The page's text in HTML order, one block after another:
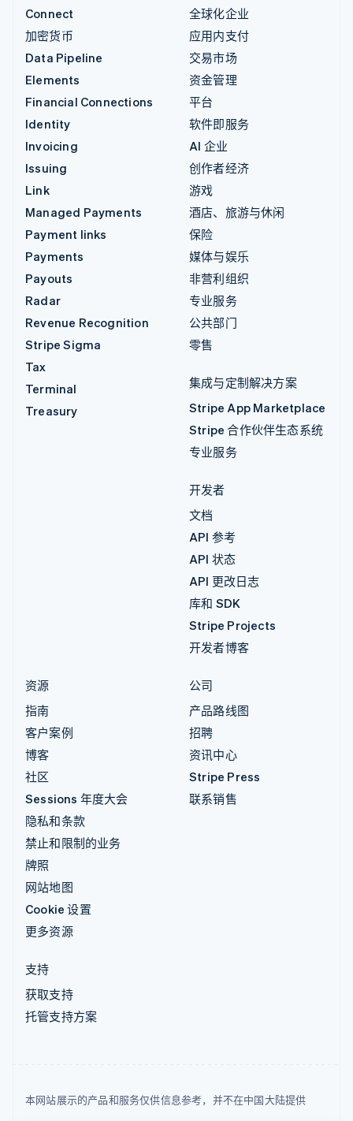
Connect
加密货币
Data Pipeline
Elements
Financial Connections
Identity
Invoicing
Issuing
Link
Managed Payments
Payment links
Payments
Payouts
Radar
Revenue Recognition
Stripe Sigma
Tax
Terminal
Treasury
全球化企业
应用内支付
交易市场
资金管理
平台
软件即服务
AI 企业
创作者经济
游戏
酒店、旅游与休闲
保险
媒体与娱乐
非营利组织
专业服务
公共部门
零售
集成与定制解决方案
Stripe App Marketplace
Stripe 合作伙伴生态系统
专业服务
开发者
文档
API 参考
API 状态
API 更改日志
库和 SDK
Stripe Projects
开发者博客
资源
指南
客户案例
博客
社区
Sessions 年度大会
隐私和条款
禁止和限制的业务
牌照
网站地图
Cookie 设置
更多资源
公司
产品路线图
招聘
资讯中心
Stripe Press
联系销售
支持
获取支持
托管支持方案
本网站展示的产品和服务仅供信息参考，并不在中国大陆提供